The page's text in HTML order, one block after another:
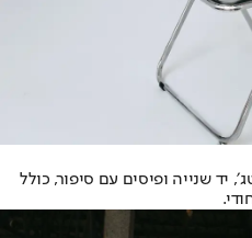
יד שנייה ופיסים עם סיפור, כולל